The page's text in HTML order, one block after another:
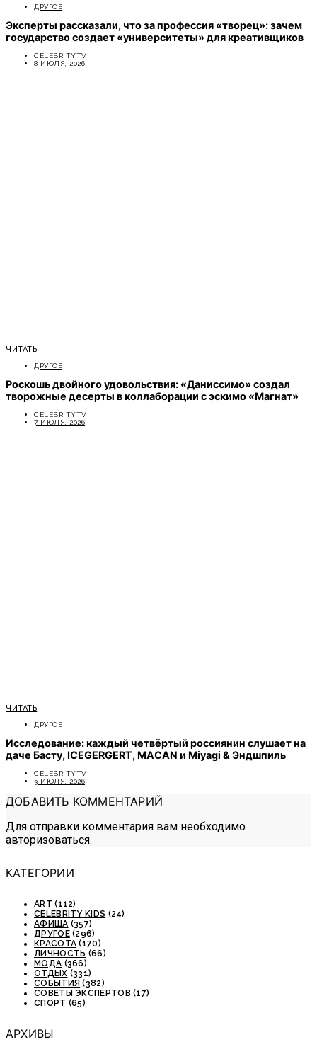
ДРУГОЕ
Эксперты рассказали, что за профессия «творец»: зачем
государство создает «университеты» для креативщиков
CELEBRITYTV
8 ИЮЛЯ, 2026
ЧИТАТЬ
ДРУГОЕ
Роскошь двойного удовольствия: «Даниссимо» создал
творожные десерты в коллаборации с эскимо «Магнат»
CELEBRITYTV
7 ИЮЛЯ, 2026
ЧИТАТЬ
ДРУГОЕ
Исследование: каждый четвёртый россиянин слушает на
даче Басту, ICEGERGERT, MACAN и Miyagi & Эндшпиль
CELEBRITYTV
3 ИЮЛЯ, 2026
ДОБАВИТЬ КОММЕНТАРИЙ
Для отправки комментария вам необходимо
авторизоваться.
КАТЕГОРИИ
ART (112)
CELEBRITY KIDS (24)
АФИША (357)
ДРУГОЕ(296)
КРАСОТА (170)
ЛИЧНОСТЬ (66)
МОДА (366)
ОТДЫХ (331)
СОБЫТИЯ (382)
СОВЕТЫ ЭКСПЕРТОВ (17)
СПОРТ (65)
АРХИВЫ